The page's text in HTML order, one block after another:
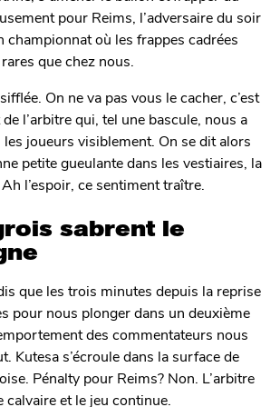
pour Reims, l’adversaire du soir
championnat où les frappes cadrées
que chez nous.
On ne va pas vous le cacher, c’est
l’arbitre qui, tel une bascule, nous a
les joueurs visiblement. On se dit alors
petite gueulante dans les vestiaires, la
l’espoir, ce sentiment traître.
sabrent le
que les trois minutes depuis la reprise
pour nous plonger dans un deuxième
des commentateurs nous
Kutesa s’écroule dans la surface de
Pénalty pour Reims? Non. L’arbitre
et le jeu continue.